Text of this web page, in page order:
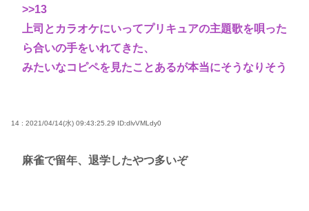
>>13
上司とカラオケにいってプリキュアの主題歌を唄った
ら合いの手をいれてきた、
みたいなコピペを見たことあるが本当にそうなりそう
14 : 2021/04/14(水) 09:43:25.29 ID:dlvVMLdy0
麻雀で留年、退学したやつ多いぞ